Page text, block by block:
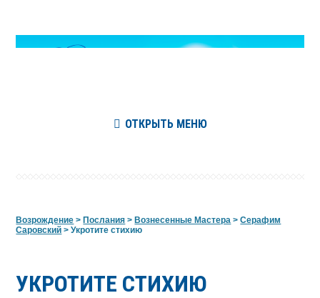
ОТКРЫТЬ МЕНЮ
Возрождение >Послания >Вознесенные Мастера >Серафим
Саровский >Укротите стихию
УКРОТИТЕ СТИХИЮ